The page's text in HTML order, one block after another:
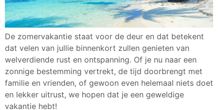
De zomervakantie staat voor de deur en dat betekent
dat velen van jullie binnenkort zullen genieten van
welverdiende rust en ontspanning. Of je nu naar een
zonnige bestemming vertrekt, de tijd doorbrengt met
familie en vrienden, of gewoon even helemaal niets doet
en lekker uitrust, we hopen dat je een geweldige
vakantie hebt!